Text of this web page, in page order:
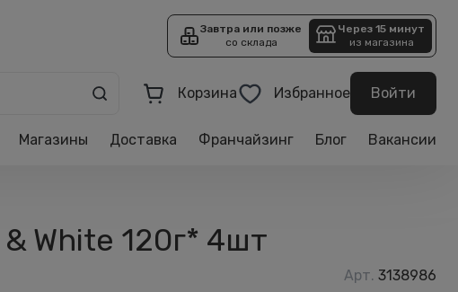
Завтра или позже
со склада
Через 15 минут
из магазина
Корзина Избранное Войти
Магазины Доставка Франчайзинг Блог Вакансии
White 120г* 4шт
Арт. 3138986